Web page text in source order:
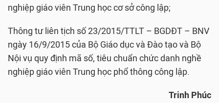
nghiệp giáo viên Trung học cơ sở công lập;
Thông tư liên tịch số 23/2015/TTLT – BGDĐT – BNV
ngày 16/9/2015 của Bộ Giáo dục và Đào tạo và Bộ
Nội vụ quy định mã số, tiêu chuẩn chức danh nghề
nghiệp giáo viên Trung học phổ thông công lập.
Trinh Phúc